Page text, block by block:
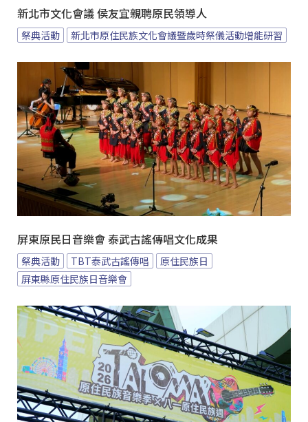
新北市文化會議 侯友宜親聘原民領導人
祭典活動 新北市原住民族文化會議暨歲時祭儀活動增能研習
屏東原民日音樂會 泰武古謠傳唱文化成果
祭典活動 TBT泰武古謠傳唱
原住民族日
屏東縣原住民族日音樂會